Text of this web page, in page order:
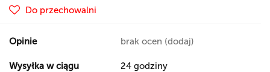
Do przechowalni
Opinie brak ocen (dodaj)
Wysyłka w ciągu 24 godziny